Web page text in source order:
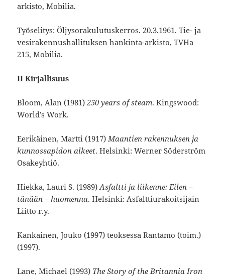
arkisto, Mobilia.
Työselitys: Öljysorakulutuskerros. 20.3.1961. Tie- ja
vesirakennushallituksen hankinta-arkisto, TVHa
215, Mobilia.
II Kirjallisuus
Bloom, Alan (1981)250 years of steam. Kingswood:
World’s Work.
Eerikäinen, Martti (1917)Maantien rakennuksen ja
kunnossapidon alkeet. Helsinki: Werner Söderström
Osakeyhtiö.
Hiekka, Lauri S. (1989)Asfaltti ja liikenne: Eilen –
tänään – huomenna. Helsinki: Asfalttiurakoitsijain
Liitto r.y.
Kankainen, Jouko (1997) teoksessa Rantamo (toim.)
(1997).
Lane, Michael (1993) The Story of the Britannia Iron